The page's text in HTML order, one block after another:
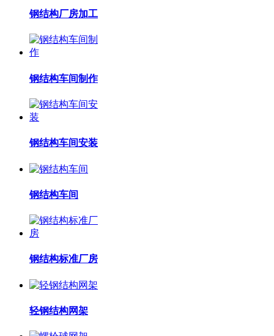
钢结构厂房加工
钢结构车间制作
钢结构车间安装
钢结构车间
钢结构标准厂房
轻钢结构网架